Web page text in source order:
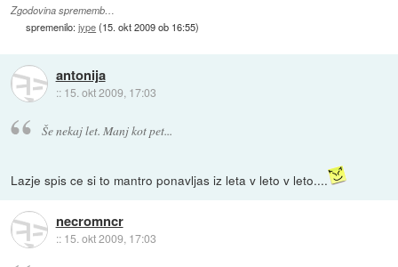
Zgodovina sprememb…
spremenilo:jype(15. okt 2009 ob 16:55)
antonija
:: 15. okt 2009, 17:03
Še nekaj let. Manj kot pet...
Lazje spis ce si to mantro ponavljas iz leta v leto v leto....
necromncr
:: 15. okt 2009, 17:03